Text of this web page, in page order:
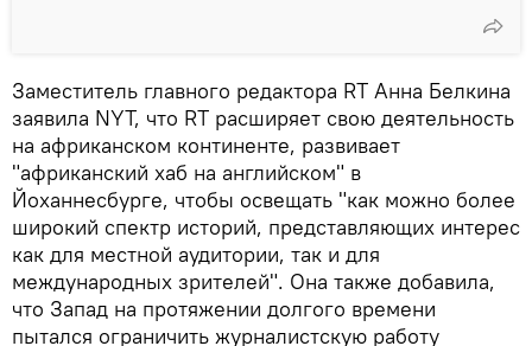
Заместитель главного редактора RT Анна Белкина
заявила NYT, что RT расширяет свою деятельность
на африканском континенте, развивает
"африканский хаб на английском" в
Йоханнесбурге, чтобы освещать "как можно более
широкий спектр историй, представляющих интерес
как для местной аудитории, так и для
международных зрителей". Она также добавила,
что Запад на протяжении долгого времени
пытался ограничить журналистскую работу